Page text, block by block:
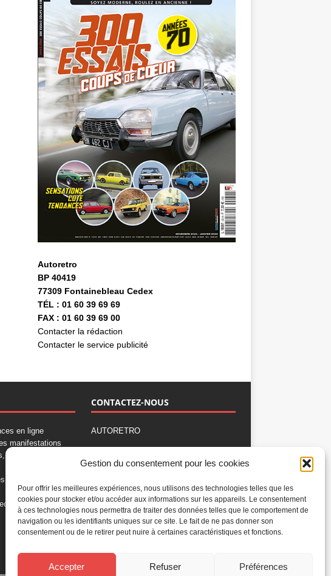
Gestion du consentement pour les cookies
Pour offrir les meilleures expériences, nous utilisons des technologies telles que les
cookies pour stocker et/ou accéder aux informations sur les appareils. Le consentement
à ces technologies nous permettra de traiter des données telles que le comportement de
navigation ou les identifiants uniques sur ce site. Le fait de ne pas donner son
consentement ou de le retirer peut nuire à certaines caractéristiques et fonctions.
Accepter Refuser Préférences
Autoretro
BP 40419
77309 Fontainebleau Cedex
TÉL : 01 60 39 69 69
FAX : 01 60 39 69 00
Contacter la rédaction
Contacter le service publicité
en ligne
manifestations
professionnels,
aux enchères
CONTACTEZ-NOUS
AUTORETRO
77309 Fontainebleau Cedex
Fax: 01 60 39 69 00
Nous contacter par email
Mentions légales
Gestion des cookies